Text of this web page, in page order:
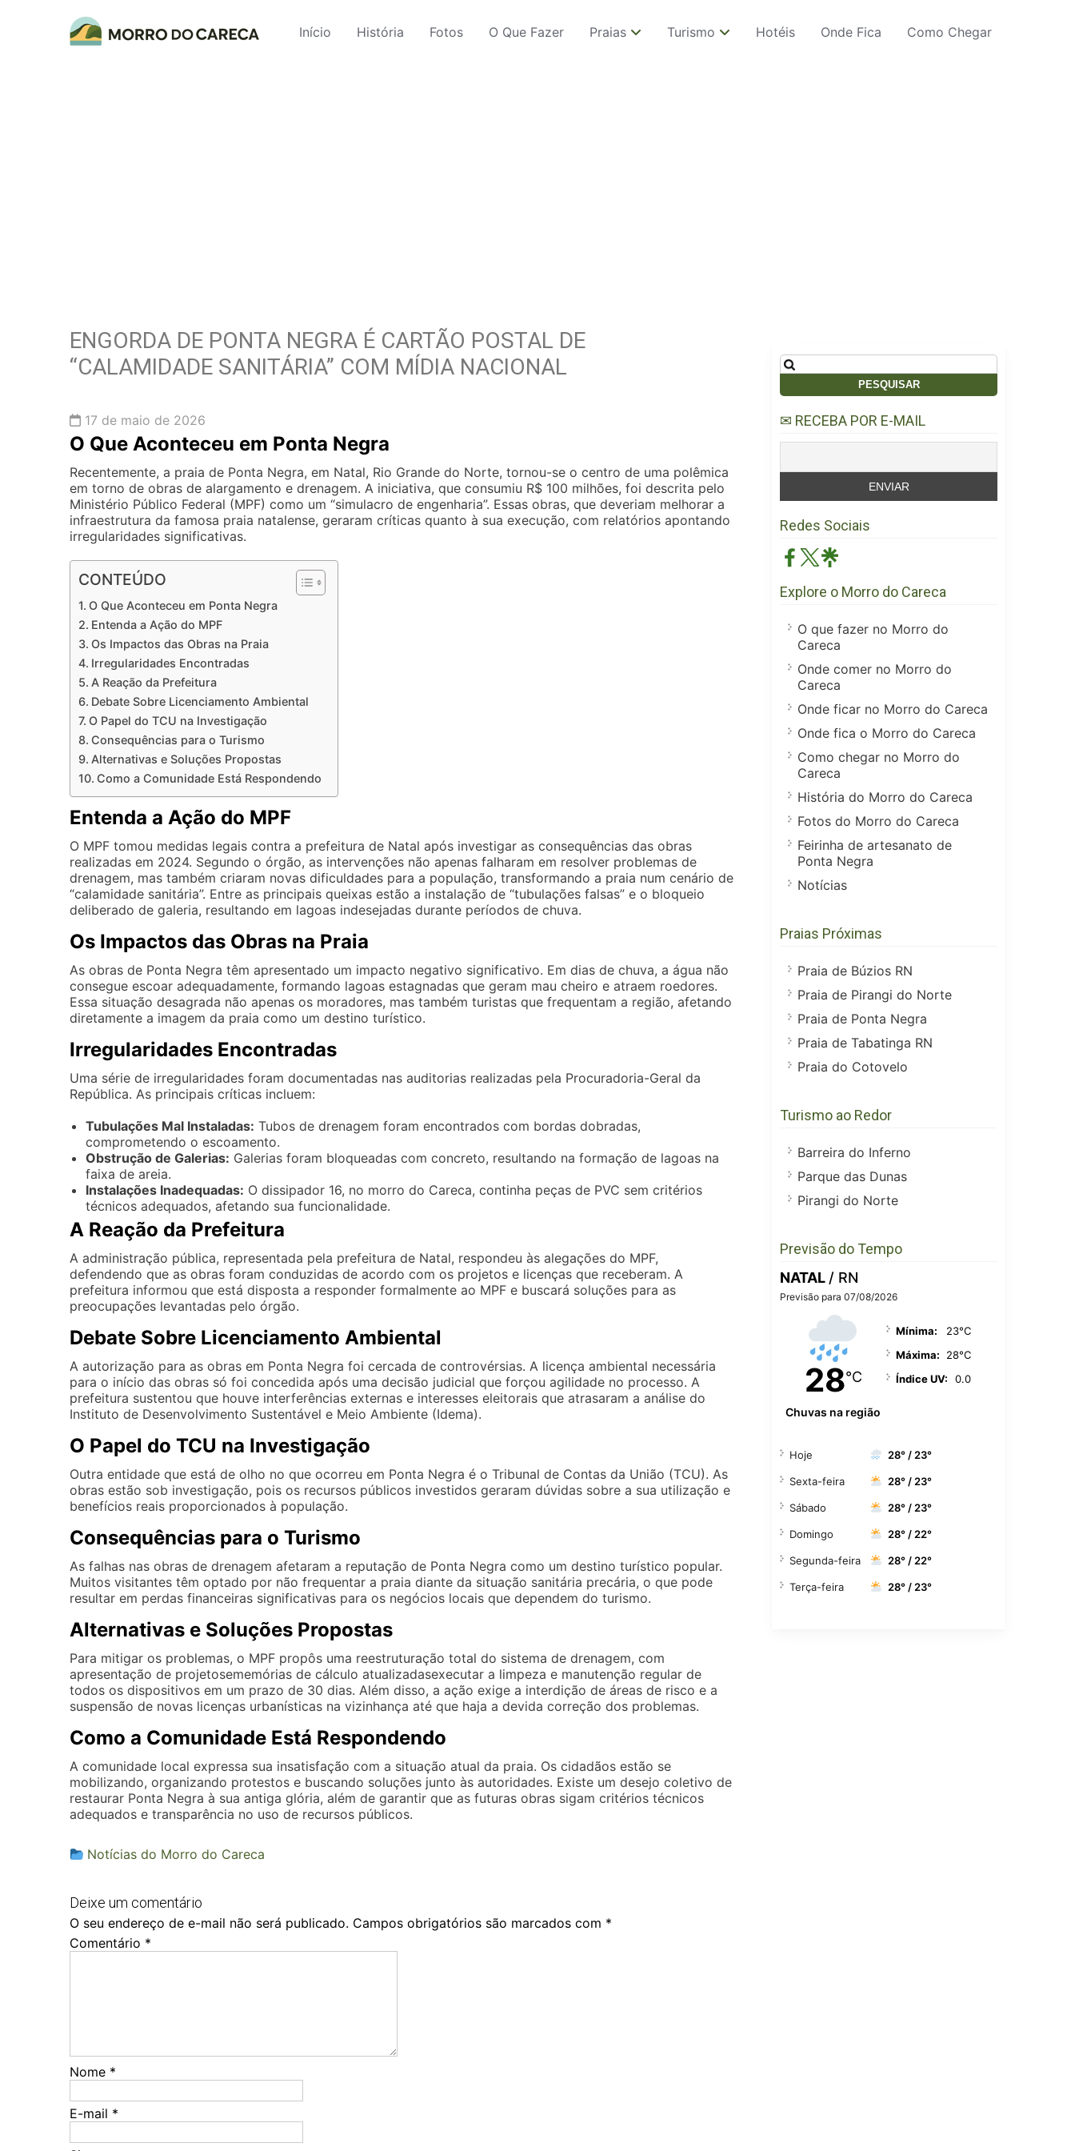
Início História Fotos O Que Fazer Praias Turismo Hotéis Onde Fica Como Chegar
ENGORDA DE PONTA NEGRA É CARTÃO POSTAL DE
“CALAMIDADE SANITÁRIA” COM MÍDIA NACIONAL
17 de maio de 2026
O Que Aconteceu em Ponta Negra
Recentemente, a praia de Ponta Negra, em Natal, Rio Grande do Norte, tornou-se o centro de uma polêmica
em torno de obras de alargamento e drenagem. A iniciativa, que consumiu R$ 100 milhões, foi descrita pelo
Ministério Público Federal (MPF) como um “simulacro de engenharia”. Essas obras, que deveriam melhorar a
infraestrutura da famosa praia natalense, geraram críticas quanto à sua execução, com relatórios apontando
irregularidades significativas.
CONTEÚDO
O Que Aconteceu em Ponta Negra
Entenda a Ação do MPF
Os Impactos das Obras na Praia
Irregularidades Encontradas
A Reação da Prefeitura
Debate Sobre Licenciamento Ambiental
O Papel do TCU na Investigação
Consequências para o Turismo
Alternativas e Soluções Propostas
Como a Comunidade Está Respondendo
Entenda a Ação do MPF
O MPF tomou medidas legais contra a prefeitura de Natal após investigar as consequências das obras
realizadas em 2024. Segundo o órgão, as intervenções não apenas falharam em resolver problemas de
drenagem, mas também criaram novas dificuldades para a população, transformando a praia num cenário de
“calamidade sanitária”. Entre as principais queixas estão a instalação de “tubulações falsas” e o bloqueio
deliberado de galeria, resultando em lagoas indesejadas durante períodos de chuva.
Os Impactos das Obras na Praia
As obras de Ponta Negra têm apresentado um impacto negativo significativo. Em dias de chuva, a água não
consegue escoar adequadamente, formando lagoas estagnadas que geram mau cheiro e atraem roedores.
Essa situação desagrada não apenas os moradores, mas também turistas que frequentam a região, afetando
diretamente a imagem da praia como um destino turístico.
Irregularidades Encontradas
Uma série de irregularidades foram documentadas nas auditorias realizadas pela Procuradoria-Geral da
República. As principais críticas incluem:
Tubulações Mal Instaladas: Tubos de drenagem foram encontrados com bordas dobradas,
comprometendo o escoamento.
Obstrução de Galerias: Galerias foram bloqueadas com concreto, resultando na formação de lagoas na
faixa de areia.
Instalações Inadequadas: O dissipador 16, no morro do Careca, continha peças de PVC sem critérios
técnicos adequados, afetando sua funcionalidade.
A Reação da Prefeitura
A administração pública, representada pela prefeitura de Natal, respondeu às alegações do MPF,
defendendo que as obras foram conduzidas de acordo com os projetos e licenças que receberam. A
prefeitura informou que está disposta a responder formalmente ao MPF e buscará soluções para as
preocupações levantadas pelo órgão.
Debate Sobre Licenciamento Ambiental
A autorização para as obras em Ponta Negra foi cercada de controvérsias. A licença ambiental necessária
para o início das obras só foi concedida após uma decisão judicial que forçou agilidade no processo. A
prefeitura sustentou que houve interferências externas e interesses eleitorais que atrasaram a análise do
Instituto de Desenvolvimento Sustentável e Meio Ambiente (Idema).
O Papel do TCU na Investigação
Outra entidade que está de olho no que ocorreu em Ponta Negra é o Tribunal de Contas da União (TCU). As
obras estão sob investigação, pois os recursos públicos investidos geraram dúvidas sobre a sua utilização e
benefícios reais proporcionados à população.
Consequências para o Turismo
As falhas nas obras de drenagem afetaram a reputação de Ponta Negra como um destino turístico popular.
Muitos visitantes têm optado por não frequentar a praia diante da situação sanitária precária, o que pode
resultar em perdas financeiras significativas para os negócios locais que dependem do turismo.
Alternativas e Soluções Propostas
Para mitigar os problemas, o MPF propôs uma reestruturação total do sistema de drenagem, com
apresentação de projetosememórias de cálculo atualizadasexecutar a limpeza e manutenção regular de
todos os dispositivos em um prazo de 30 dias. Além disso, a ação exige a interdição de áreas de risco e a
suspensão de novas licenças urbanísticas na vizinhança até que haja a devida correção dos problemas.
Como a Comunidade Está Respondendo
A comunidade local expressa sua insatisfação com a situação atual da praia. Os cidadãos estão se
mobilizando, organizando protestos e buscando soluções junto às autoridades. Existe um desejo coletivo de
restaurar Ponta Negra à sua antiga glória, além de garantir que as futuras obras sigam critérios técnicos
adequados e transparência no uso de recursos públicos.
Notícias do Morro do Careca
Deixe um comentário
O seu endereço de e-mail não será publicado. Campos obrigatórios são marcados com *
Comentário *
Nome *
E-mail *
Pesquisar
por:
✉ RECEBA POR E-MAIL
Redes Sociais
Explore o Morro do Careca
O que fazer no Morro do
Careca
Onde comer no Morro do
Careca
Onde ficar no Morro do Careca
Onde fica o Morro do Careca
Como chegar no Morro do
Careca
História do Morro do Careca
Fotos do Morro do Careca
Feirinha de artesanato de
Ponta Negra
Notícias
Praias Próximas
Praia de Búzios RN
Praia de Pirangi do Norte
Praia de Ponta Negra
Praia de Tabatinga RN
Praia do Cotovelo
Turismo ao Redor
Barreira do Inferno
Parque das Dunas
Pirangi do Norte
Previsão do Tempo
NATAL / RN
Previsão para 07/08/2026
28°C
Chuvas na região
Mínima:
23°C
Máxima:
28°C
Índice UV:
0.0
Hoje 28° / 23°
Sexta-feira 28° / 23°
Sábado 28° / 23°
Domingo 28° / 22°
Segunda-feira 28° / 22°
Terça-feira 28° / 23°